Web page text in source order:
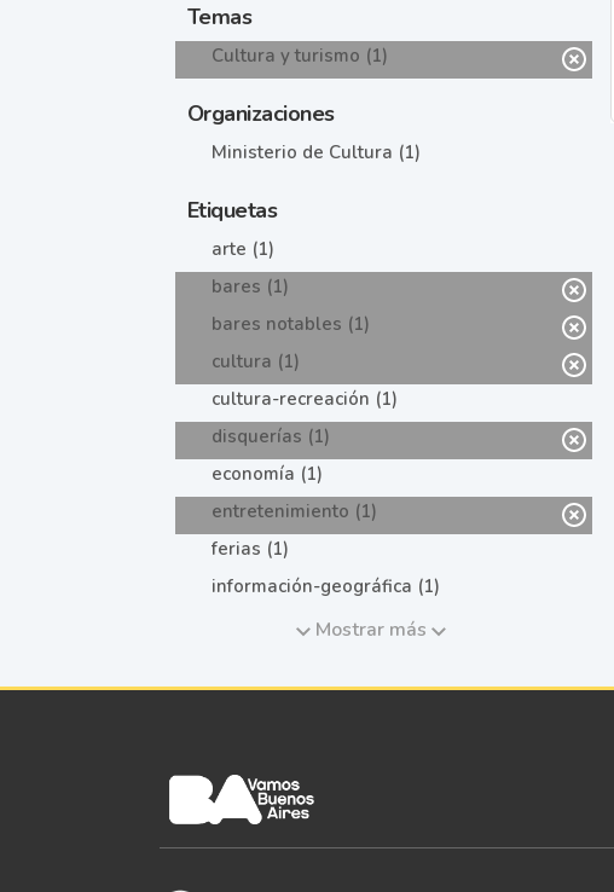
Temas
Cultura y turismo (1)
Organizaciones
Ministerio de Cultura (1)
Etiquetas
arte (1)
bares (1)
bares notables (1)
cultura (1)
cultura-recreación (1)
disquerías (1)
economía (1)
entretenimiento (1)
ferias (1)
información-geográfica (1)
Mostrar más